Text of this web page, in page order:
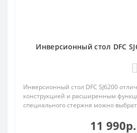
Инверсионный стол DFC
Инверсионный стол DFC SJ6200
конструкцией и расширенным
специального стержня можно
11 990р.